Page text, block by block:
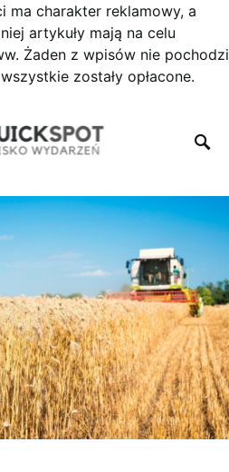
ma charakter reklamowy, a
artykuły mają na celu
Żaden z wpisów nie pochodzi
zostały opłacone.